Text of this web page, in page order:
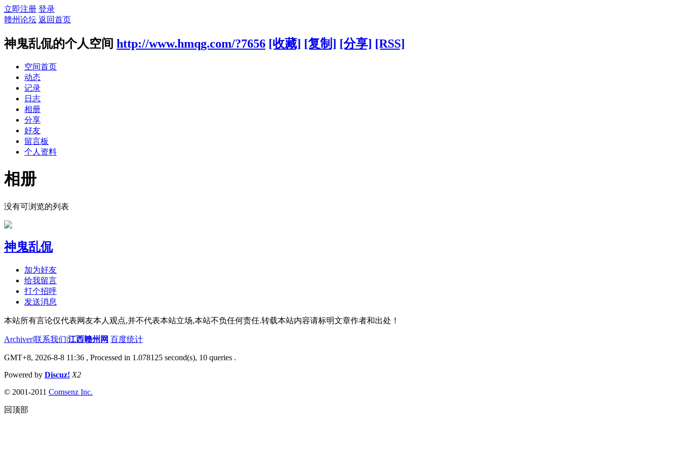
立即注册 登录
赣州论坛 返回首页
神鬼乱侃的个人空间 http://www.hmqg.com/?7656 [收藏] [复制] [分享] [RSS]
空间首页
动态
记录
日志
相册
分享
好友
留言板
个人资料
相册
没有可浏览的列表
神鬼乱侃
加为好友
给我留言
打个招呼
发送消息
本站所有言论仅代表网友本人观点,并不代表本站立场,本站不负任何责任.转载本站内容请标明文章作者和出处！
Archiver|联系我们|江西赣州网 百度统计
GMT+8, 2026-8-8 11:36 , Processed in 1.078125 second(s), 10 queries .
Powered by Discuz! X2
© 2001-2011 Comsenz Inc.
回顶部